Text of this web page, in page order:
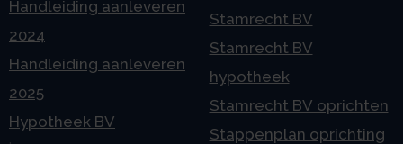
Handleiding aanleveren
2024
Handleiding aanleveren
2025
Hypotheek BV
Stamrecht BV
Stamrecht BV
hypotheek
Stamrecht BV oprichten
Stappenplan oprichting